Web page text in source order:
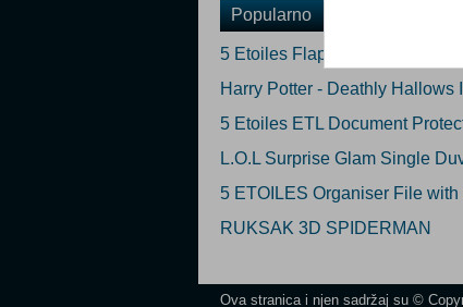
Popularno
5 Etoiles Flap Elasticated
Harry Potter - Deathly
5 Etoiles ETL Document
L.O.L Surprise Glam Single
5 ETOILES Organiser File
RUKSAK 3D SPIDERMAN
Ova stranica i njen sadržaj su ©